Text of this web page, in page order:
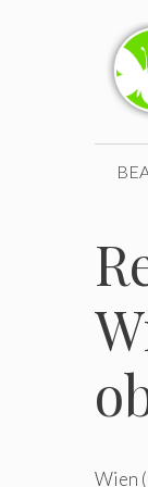
Wien